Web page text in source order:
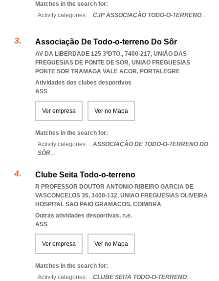
Matches in the search for:
Activity categories: ...CJP ASSOCIAÇÃO TODO-O-TERRENO...
Associação De Todo-o-terreno Do Sôr
AV DA LIBERDADE 125 3ºDTO., 7400-217, UNIÃO DAS
FREGUESIAS DE PONTE DE SOR, UNIAO FREGUESIAS
PONTE SOR TRAMAGA VALE ACOR, PORTALEGRE
Atividades dos clubes desportivos
ASS
Ver empresa Ver no Mapa
Matches in the search for:
Activity categories: ...ASSOCIAÇÃO DE TODO-O-TERRENO DO
SÔR...
Clube Seita Todo-o-terreno
R PROFESSOR DOUTOR ANTONIO RIBEIRO GARCIA DE
VASCONCELOS 35, 3400-132, UNIAO FREGUESIAS OLIVEIRA
HOSPITAL SAO PAIO GRAMACOS, COIMBRA
Outras atividades desportivas, n.e.
ASS
Ver empresa Ver no Mapa
Matches in the search for:
Activity categories: ...CLUBE SEITA TODO-O-TERRENO...